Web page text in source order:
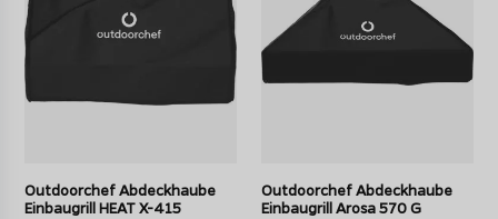
Outdoorchef Abdeckhaube
Einbaugrill HEAT X-415
Outdoorchef Abdeckhaube
Einbaugrill Arosa 570 G